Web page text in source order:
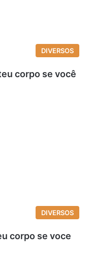
DIVERSOS
corpo se você
DIVERSOS
corpo se voce